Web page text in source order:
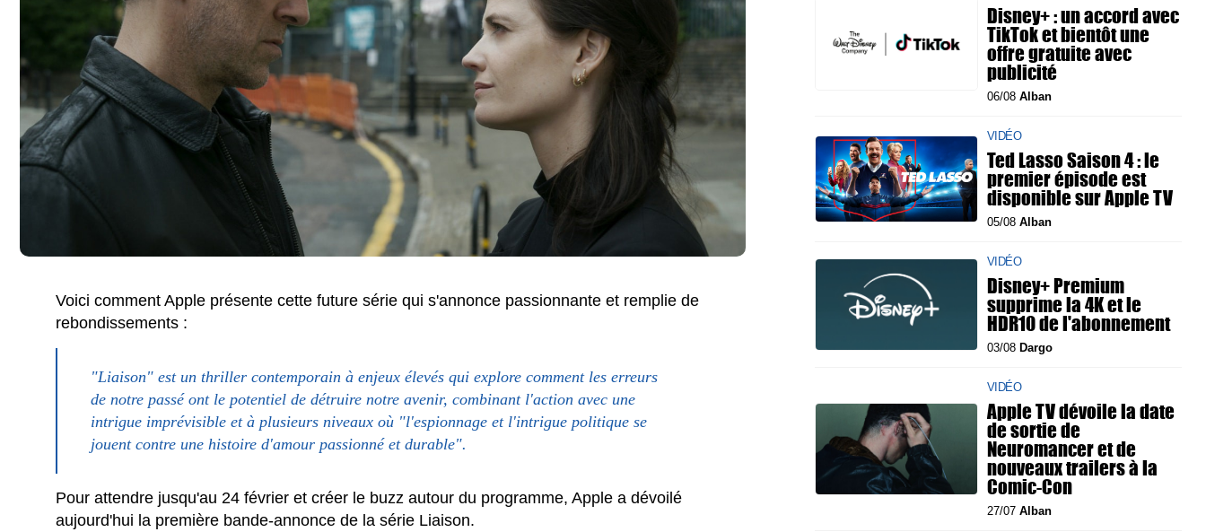
Voici comment Apple présente cette future série qui s'annonce passionnante et remplie de
rebondissements :
"Liaison" est un thriller contemporain à enjeux élevés qui explore comment les erreurs
de notre passé ont le potentiel de détruire notre avenir, combinant l'action avec une
intrigue imprévisible et à plusieurs niveaux où "l'espionnage et l'intrigue politique se
jouent contre une histoire d'amour passionné et durable".
Pour attendre jusqu'au 24 février et créer le buzz autour du programme, Apple a dévoilé
aujourd'hui la première bande-annonce de la série Liaison.
Disney+ : un accord avec
TikTok et bientôt une
offre gratuite avec
publicité
06/08 Alban
VIDÉO
Ted Lasso Saison 4 : le
premier épisode est
disponible sur Apple TV
05/08 Alban
VIDÉO
Disney+ Premium
supprime la 4K et le
HDR10 de l'abonnement
03/08 Dargo
VIDÉO
Apple TV dévoile la date
de sortie de
Neuromancer et de
nouveaux trailers à la
Comic-Con
27/07 Alban